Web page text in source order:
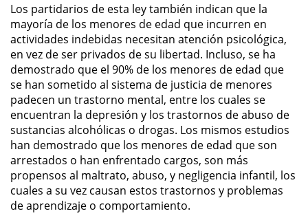
Delitos de Fraude
Fraude a Programas de
Asistencia
Fraude al Sistema de Salud
Fraude con Cheques
Fraude Inmobiliario
Fraude de Juego
Los partidarios de esta ley también indican que la
mayoría de los menores de edad que incurren en
actividades indebidas necesitan atención psicológica,
en vez de ser privados de su libertad. Incluso, se ha
demostrado que el 90% de los menores de edad que
se han sometido al sistema de justicia de menores
padecen un trastorno mental, entre los cuales se
encuentran la depresión y los trastornos de abuso de
sustancias alcohólicas o drogas. Los mismos estudios
han demostrado que los menores de edad que son
arrestados o han enfrentado cargos, son más
propensos al maltrato, abuso, y negligencia infantil, los
cuales a su vez causan estos trastornos y problemas
de aprendizaje o comportamiento.